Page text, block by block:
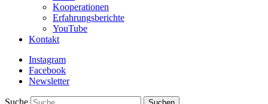
Kooperationen
Erfahrungsberichte
YouTube
Kontakt
Instagram
Facebook
Newsletter
Suche